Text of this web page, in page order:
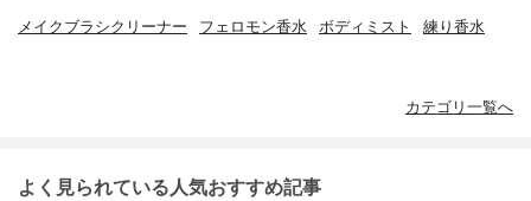
メイクブラシクリーナー フェロモン香水 ボディミスト 練り香水
カテゴリ一覧へ
よく見られている人気おすすめ記事